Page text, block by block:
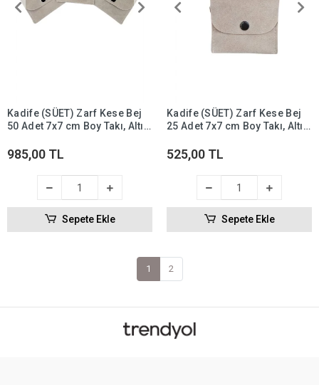
Kadife (SÜET) Zarf Kese Bej
50 Adet 7x7 cm Boy Takı, Altın
985,00 TL
Sepete Ekle
Kadife (SÜET) Zarf Kese Bej
25 Adet 7x7 cm Boy Takı, Altın
525,00 TL
Sepete Ekle
1 2